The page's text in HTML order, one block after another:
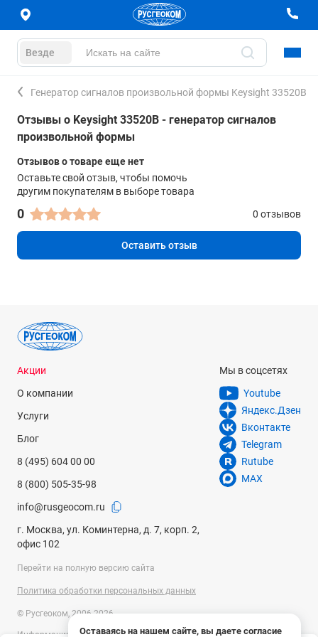
Везде
Генератор сигналов произвольной формы Keysight 33520B
Отзывы о Keysight 33520B - генератор сигналов
произвольной формы
Отзывов о товаре еще нет
Оставьте свой отзыв, чтобы помочь
другим покупателям в выборе товара
0 0 отзывов
Оставить отзыв
Оставаясь на нашем сайте, вы даете согласие
Акции
О компании
Услуги
Блог
8 (495) 604 00 00
8 (800) 505-35-98
info@rusgeocom.ru
г. Москва, ул. Коминтерна, д. 7, корп. 2,
офис 102
Мы в соцсетях
Youtube
Яндекс.Дзен
Вконтакте
Telegram
Rutube
MAX
Перейти на полную версию сайта
Политика обработки персональных данных
© Русгеоком, 2006-2026
Информация на сайте носит справочный характер и не является